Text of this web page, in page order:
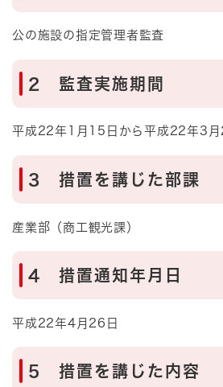
公の施設の指定管理者監査
2 監査実施期間
平成22年1月15日から平成22年3月
3 措置を講じた部課
産業部（商工観光課）
4 措置通知年月日
平成22年4月26日
5 措置を講じた内容